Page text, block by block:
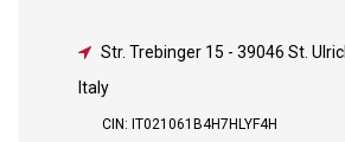
Str. Trebinger 15 - 39046 St.
Italy
CIN: IT021061B4H7HLYF4H